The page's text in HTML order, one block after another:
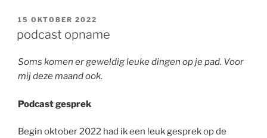
GEPLAATST
15 OKTOBER 2022
podcast opname
Soms komen er geweldig leuke dingen op je pad. Voor
mij deze maand ook.
Podcast gesprek
Begin oktober 2022 had ik een leuk gesprek op de